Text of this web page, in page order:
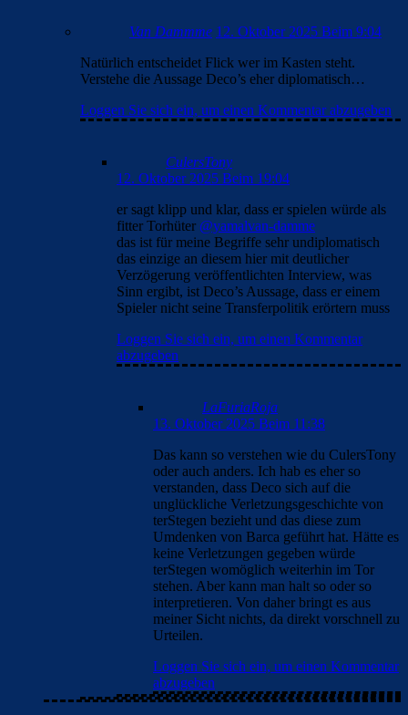
festgelegt. danach meint Deco, dass er spielen würde, wenn er
fit wäre. ist das nicht die Entscheidung des Trainers?
Loggen Sie sich ein, um einen Kommentar abzugeben
Van Dammme 12. Oktober 2025 Beim 9:04
Natürlich entscheidet Flick wer im Kasten steht.
Verstehe die Aussage Deco’s eher diplomatisch…
Loggen Sie sich ein, um einen Kommentar abzugeben
CulersTony
12. Oktober 2025 Beim 19:04
er sagt klipp und klar, dass er spielen würde als
fitter Torhüter@yamalvan-damme
das ist für meine Begriffe sehr undiplomatisch
das einzige an diesem hier mit deutlicher
Verzögerung veröffentlichten Interview, was
Spieler nicht seine Transferpolitik erörtern muss
Loggen Sie sich ein, um einen Kommentar
abzugeben
LaFuriaRoja
13. Oktober 2025 Beim 11:38
Das kann so verstehen wie du CulersTony
oder auch anders. Ich hab es eher so
verstanden, dass Deco sich auf die
unglückliche Verletzungsgeschichte von
terStegen bezieht und das diese zum
Umdenken von Barca geführt hat. Hätte es
keine Verletzungen gegeben würde
terStegen womöglich weiterhin im Tor
stehen. Aber kann man halt so oder so
interpretieren. Von daher bringt es aus